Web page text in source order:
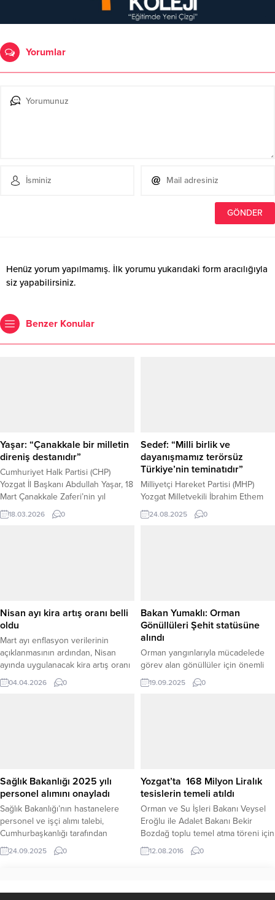
Yorumlar
Henüz yorum yapılmamış. İlk yorumu yukarıdaki form aracılığıyla
siz yapabilirsiniz.
Benzer Konular
Yaşar: “Çanakkale bir milletin
direniş destanıdır”
Cumhuriyet Halk Partisi (CHP)
Yozgat İl Başkanı Abdullah Yaşar, 18
Mart Çanakkale Zaferi’nin yıl
dönümü dolayısıyla yayımladığı
mesajda, Çanakkale ruhunun
ifadelere yer verdi: “Çanakkale’de
milletimiz, her türlü imkânsızlığa...
18.03.2026 0
Sedef: “Milli birlik ve
dayanışmamız terörsüz
Türkiye’nin teminatıdır”
Milliyetçi Hareket Partisi (MHP)
Yozgat Milletvekili İbrahim Ethem
Sedef, il ve ilçelerdeki yoğun
ziyaret programlarını sürdürürken,
Hüseyin Akbaş Kapalı Spor
Salonu’nda düzenlenen buluşmaya
MHP Yozgat teşkilatları, belediye...
24.08.2025 0
Nisan ayı kira artış oranı belli
oldu
Mart ayı enflasyon verilerinin
açıklanmasının ardından, Nisan
ayında uygulanacak kira artış oranı
da netlik kazandı. Türkiye İstatistik
Kurumu’nun (TÜİK) açıkladığı
04.04.2026 0
Bakan Yumaklı: Orman
Gönüllüleri Şehit statüsüne
alındı
Orman yangınlarıyla mücadelede
görev alan gönüllüler için önemli
bir düzenleme yürürlüğe girdi. 19
Eylül 2025 tarihli Resmî Gazete’de
düzenlemeye ilişkin detayları
sosyal medya hesabından paylaştı.
Bakan Yumaklı,...
19.09.2025 0
Sağlık Bakanlığı 2025 yılı
personel alımını onayladı
Sağlık Bakanlığı’nın hastanelere
personel ve işçi alımı talebi,
Cumhurbaşkanlığı tarafından
onaylandı. Buna göre 2025 yılı
kapsamında 17-18 bin sözleşmeli
OLACAK?Alımlar Türkiye genelinde
24.09.2025 0
Yozgat’ta 168 Milyon Liralık
tesislerin temeli atıldı
Orman ve Su İşleri Bakanı Veysel
Eroğlu ile Adalet Bakanı Bekir
Bozdağ toplu temel atma töreni için
Yozgat’a geldi. Valilik önünde
karşılanan Bakan Eroğlu ve Bakan
Belediye ve AK Parti İl Başkanlığını
12.08.2016 0